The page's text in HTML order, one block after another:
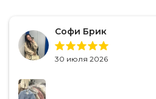
Софи Брик
30 июля 2026